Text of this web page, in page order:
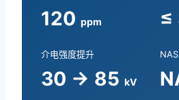
120 ppm ≤
介电强度提升
30 → 85 kV